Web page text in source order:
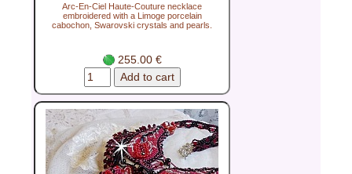
Arc-En-Ciel Haute-Couture necklace
embroidered with a Limoge porcelain
cabochon, Swarovski crystals and pearls.
255.00 €